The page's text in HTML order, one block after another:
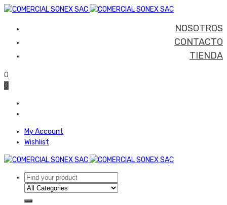
NOSOTROS
CONTACTO
TIENDA
0
0
My Account
Wishlist